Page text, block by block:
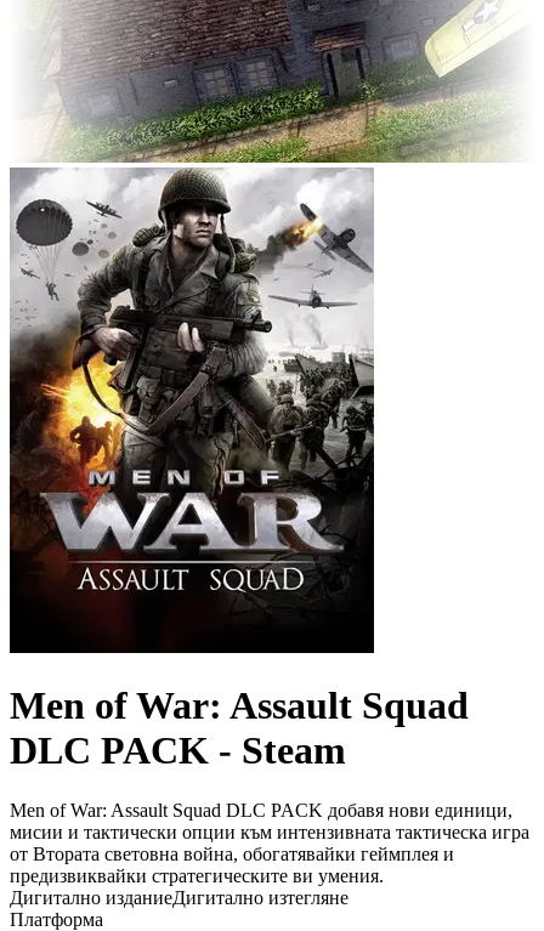
Men of War: Assault Squad
DLC PACK - Steam
Men of War: Assault Squad DLC PACK добавя нови единици,
мисии и тактически опции към интензивната тактическа игра
от Втората световна война, обогатявайки геймплея и
предизвиквайки стратегическите ви умения.
Дигитално изданиеДигитално изтегляне
Платформа